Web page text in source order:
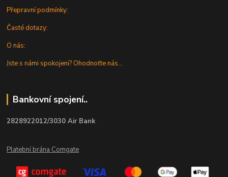
Přepravní podmínky:
Časté dotazy:
O nás:
Jste s námi spokojeni? Ohodnoťte nás...
Bankovní spojení..
2828922012/3030 Air Bank
Platební brána Comgate